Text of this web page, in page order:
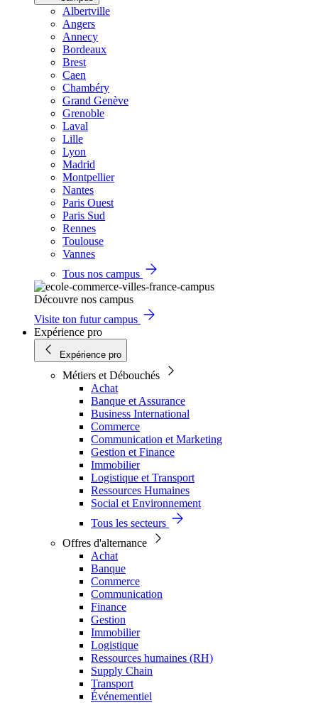
Albertville
Angers
Annecy
Bordeaux
Brest
Caen
Chambéry
Grand Genève
Grenoble
Laval
Lille
Lyon
Madrid
Montpellier
Nantes
Paris Ouest
Paris Sud
Rennes
Toulouse
Vannes
Tous nos campus
Découvre nos campus
Visite ton futur campus
Expérience pro
Expérience pro
Métiers et Débouchés
Achat
Banque et Assurance
Business International
Commerce
Communication et Marketing
Gestion et Finance
Immobilier
Logistique et Transport
Ressources Humaines
Social et Environnement
Tous les secteurs
Offres d'alternance
Achat
Banque
Commerce
Communication
Finance
Gestion
Immobilier
Logistique
Ressources humaines (RH)
Supply Chain
Transport
Événementiel